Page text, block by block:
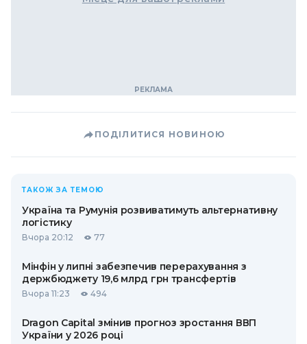
ПОДІЛИТИСЯ НОВИНОЮ
ТАКОЖ ЗА ТЕМОЮ
Україна та Румунія розвиватимуть альтернативну
логістику
Вчора 20:12 77
Мінфін у липні забезпечив перерахування з
держбюджету 19,6 млрд грн трансфертів
Вчора 11:23 494
Dragon Capital змінив прогноз зростання ВВП
України у 2026 році